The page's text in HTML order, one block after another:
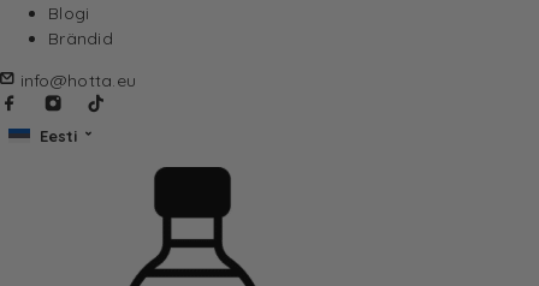
Blogi
Brändid
info@hotta.eu
Eesti